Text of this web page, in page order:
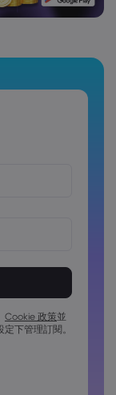
Cookie 政策並
下管理訂閱。